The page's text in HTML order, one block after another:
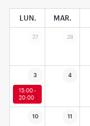
LUN. MAR.
27 28
3 4
15:00 -
20:00
10 11